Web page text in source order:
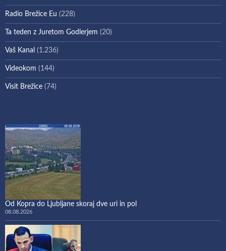
Radio Brežice Eu (228)
Ta teden z Juretom Godlerjem (20)
Vaš Kanal (1.236)
Videokom (144)
Visit Brežice (74)
Od Kopra do Ljubljane skoraj dve uri in pol
08.08.2026